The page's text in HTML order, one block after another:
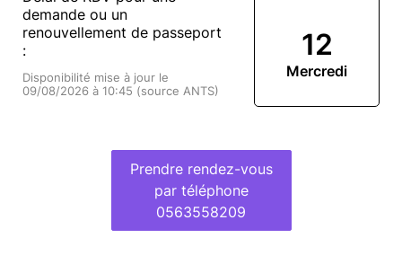
demande ou un
renouvellement de passeport
:
Disponibilité mise à jour le
09/08/2026 à 10:45 (source ANTS)
12
Mercredi
Prendre rendez-vous
par téléphone
0563558209